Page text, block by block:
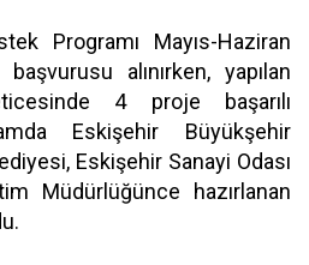
Programı Mayıs-Haziran
alınırken, yapılan
4 proje başarılı
Eskişehir Büyükşehir
Eskişehir Sanayi Odası
Müdürlüğünce hazırlanan